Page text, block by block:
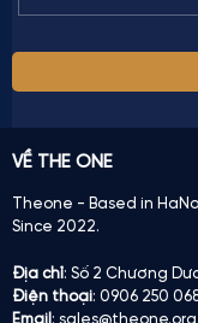
VỀ THE ONE
Theone - Based in
Since 2022.
Địa chỉ: Số 2 Chương
Điện thoại: 0906 250